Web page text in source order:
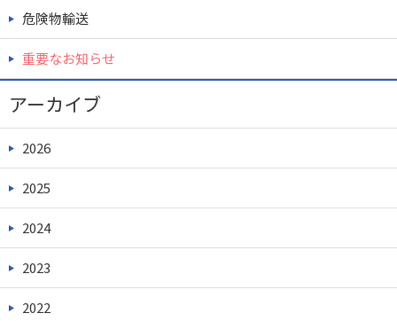
危険物輸送
重要なお知らせ
アーカイブ
2026
2025
2024
2023
2022